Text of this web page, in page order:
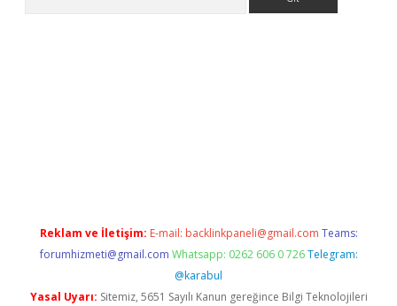
Reklam ve İletişim: E-mail: backlinkpaneli@gmail.com Teams:
forumhizmeti@gmail.com Whatsapp: 0262 606 0 726 Telegram:
@karabul
Yasal Uyarı: Sitemiz, 5651 Sayılı Kanun gereğince Bilgi Teknolojileri